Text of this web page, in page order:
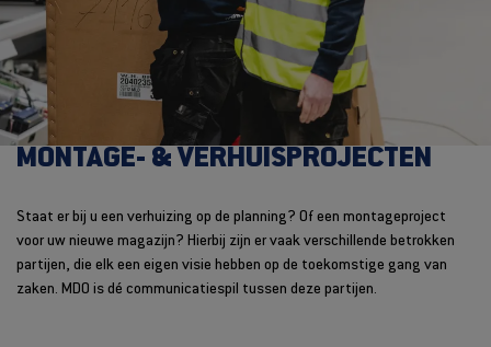
MONTAGE- & VERHUISPROJECTEN
Staat er bij u een verhuizing op de planning? Of een montageproject
voor uw nieuwe magazijn? Hierbij zijn er vaak verschillende betrokken
partijen, die elk een eigen visie hebben op de toekomstige gang van
zaken. MDO is dé communicatiespil tussen deze partijen.